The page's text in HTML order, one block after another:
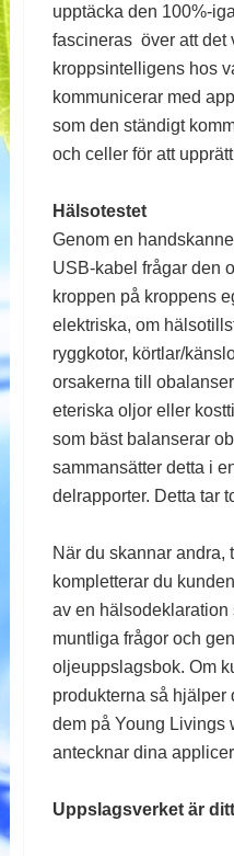
upptäcka den 100%-
fascineras över att det
kroppsintelligens hos
kommunicerar med
som den ständigt
och celler för att
Hälsotestet
Genom en
USB-kabel frågar den
kroppen på kroppens
elektriska, om
ryggkotor, körtlar/
orsakerna till
eteriska oljor eller
som bäst balanserar
sammansätter detta i
delrapporter. Detta tar
När du skannar andra,
kompletterar du
av en hälsodeklaration
muntliga frågor och
oljeuppslagsbok. Om
produkterna så hjälper
dem på Young Livings
antecknar dina
Uppslagsverket är